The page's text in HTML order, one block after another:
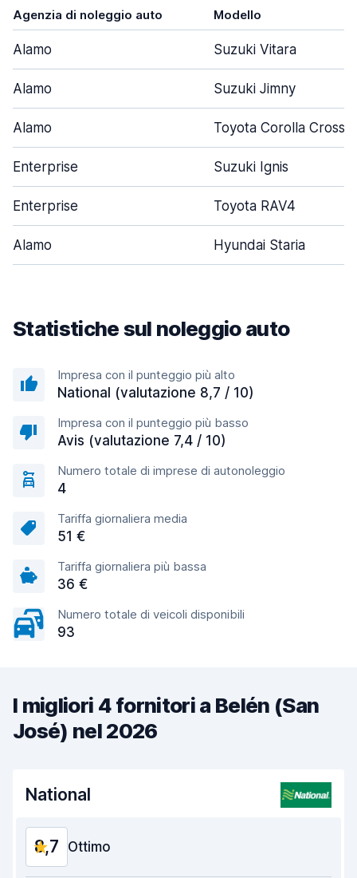
Agenzia di noleggio auto Modello
Alamo Suzuki Vitara
Alamo Suzuki Jimny
Alamo Toyota Corolla Cross
Enterprise Suzuki Ignis
Enterprise Toyota RAV4
Alamo Hyundai Staria
Statistiche sul noleggio auto
Impresa con il punteggio più alto
National (valutazione 8,7 / 10)
Impresa con il punteggio più basso
Avis (valutazione 7,4 / 10)
Numero totale di imprese di autonoleggio
4
Tariffa giornaliera media
51 €
Tariffa giornaliera più bassa
36 €
Numero totale di veicoli disponibili
93
I migliori 4 fornitori a Belén (San
José) nel 2026
National
8,7 Ottimo